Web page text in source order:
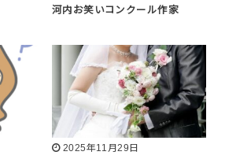
河内お笑いコンクール作家
2025年11月29日